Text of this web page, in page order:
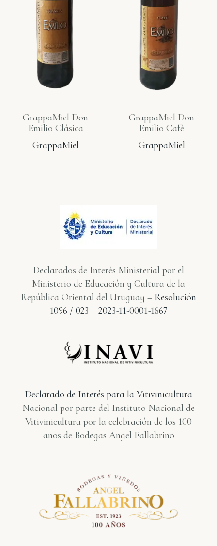
GrappaMiel Don
Emilio Clásica
GrappaMiel
GrappaMiel Don
Emilio Café
GrappaMiel
Declarados de Interés Ministerial por el
Ministerio de Educación y Cultura de la
República Oriental del Uruguay – Resolución
1096 / 023 – 2023-11-0001-1667
Declarado de Interés para la Vitivinicultura
Nacional por parte del Instituto Nacional de
Vitivinicultura por la celebración de los 100
años de Bodegas Angel Fallabrino